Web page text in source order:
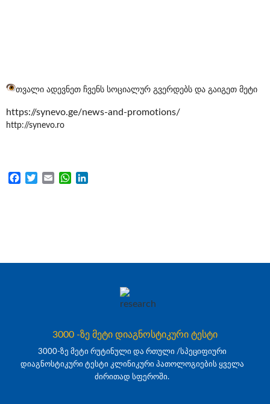
თვალი ადევნეთ ჩვენს სოციალურ გვერდებს და გაიგეთ მეტი
https://synevo.ge/news-and-promotions/
http://synevo.ro
FacebookTwitter
Email WhatsApp
3000 -ზე მეტი დიაგნოსტიკური ტესტი
3000-ზე მეტი რუტინული და რთული /სპეციფიური
დიაგნოსტიკური ტესტი კლინიკური პათოლოგიების ყველა
ძირითად სფეროში.